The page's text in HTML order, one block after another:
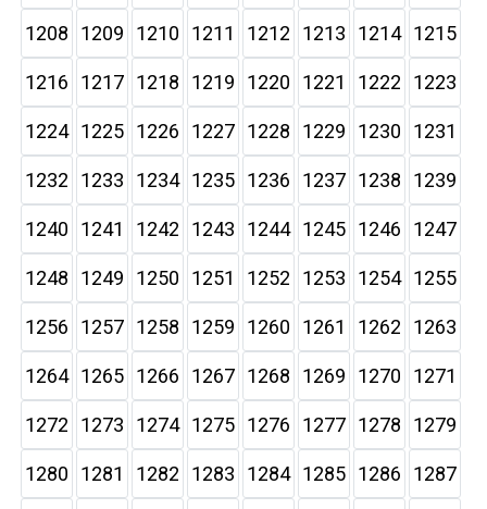
1208 1209 1210 1211 1212 1213 1214 1215
1216 1217 1218 1219 1220 1221 1222 1223
1224 1225 1226 1227 1228 1229 1230 1231
1232 1233 1234 1235 1236 1237 1238 1239
1240 1241 1242 1243 1244 1245 1246 1247
1248 1249 1250 1251 1252 1253 1254 1255
1256 1257 1258 1259 1260 1261 1262 1263
1264 1265 1266 1267 1268 1269 1270 1271
1272 1273 1274 1275 1276 1277 1278 1279
1280 1281 1282 1283 1284 1285 1286 1287